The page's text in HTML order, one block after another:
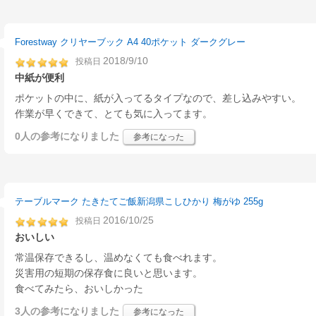
Forestway クリヤーブック A4 40ポケット ダークグレー
投稿日 2018/9/10
中紙が便利
ポケットの中に、紙が入ってるタイプなので、差し込みやすい。
作業が早くできて、とても気に入ってます。
0人の参考になりました 参考になった
テーブルマーク たきたてご飯新潟県こしひかり 梅がゆ 255g
投稿日 2016/10/25
おいしい
常温保存できるし、温めなくても食べれます。
災害用の短期の保存食に良いと思います。
食べてみたら、おいしかった
3人の参考になりました 参考になった